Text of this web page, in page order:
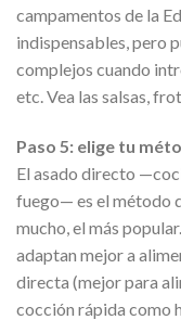
campamentos de la
indispensables, pero
complejos cuando
etc. Vea las salsas,
Paso 5: elige tu
El asado directo
fuego— es el método
mucho, el más
adaptan mejor a
directa (mejor para
cocción rápida como